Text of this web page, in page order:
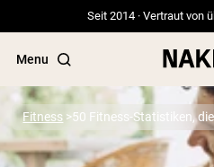
Seit 2014 · Vertraut von
Menu
Fitness 50 Fitness-Statistiken,